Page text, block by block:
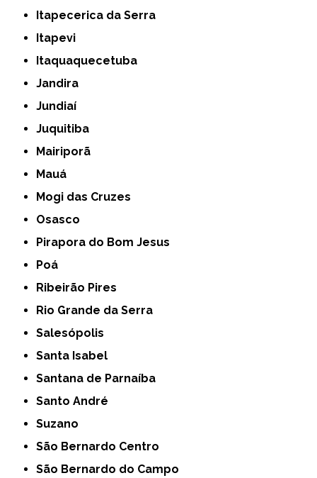
Itapecerica da Serra
Itapevi
Itaquaquecetuba
Jandira
Jundiaí
Juquitiba
Mairiporã
Mauá
Mogi das Cruzes
Osasco
Pirapora do Bom Jesus
Poá
Ribeirão Pires
Rio Grande da Serra
Salesópolis
Santa Isabel
Santana de Parnaíba
Santo André
Suzano
São Bernardo Centro
São Bernardo do Campo